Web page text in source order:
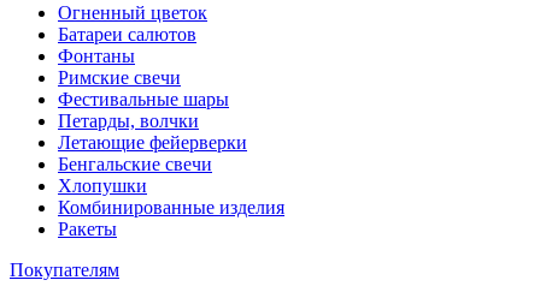
Огненный цветок
Батареи салютов
Фонтаны
Римские свечи
Фестивальные шары
Петарды, волчки
Летающие фейерверки
Бенгальские свечи
Хлопушки
Комбинированные изделия
Ракеты
Покупателям